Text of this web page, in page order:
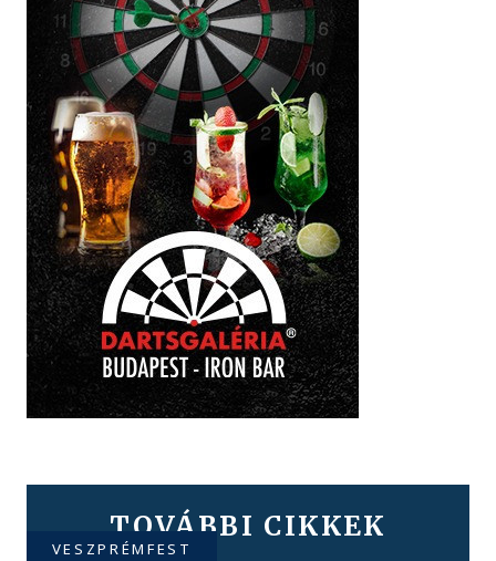
TOVÁBBI CIKKEK
VESZPRÉMFEST